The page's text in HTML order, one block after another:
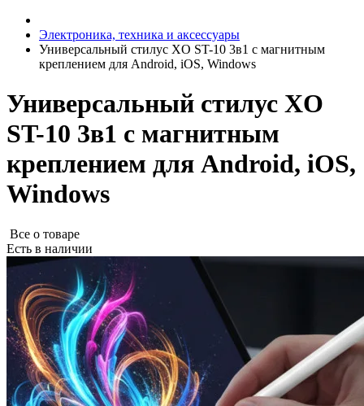
Электроника, техника и аксессуары
Универсальный стилус XO ST-10 3в1 с магнитным
креплением для Android, iOS, Windows
Универсальный стилус XO
ST-10 3в1 с магнитным
креплением для Android, iOS,
Windows
Все о товаре
Есть в наличии